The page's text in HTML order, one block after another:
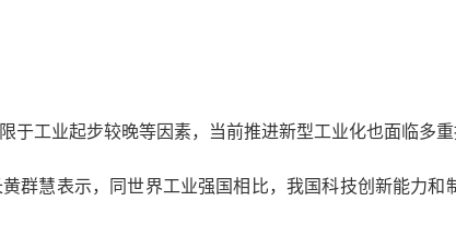
工业起步较晚等因素，当前推进新型工业化也面临多重
慧表示，同世界工业强国相比，我国科技创新能力和